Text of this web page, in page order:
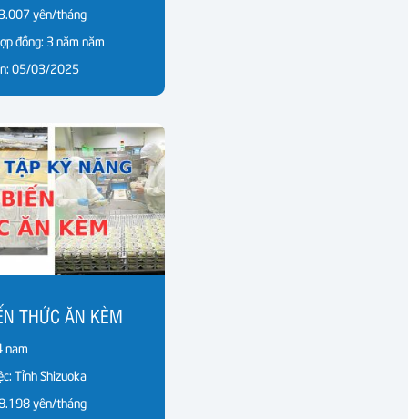
yên/tháng
đồng: 3 năm năm
05/03/2025
THỨC ĂN KÈM
nam
Tỉnh Shizuoka
yên/tháng